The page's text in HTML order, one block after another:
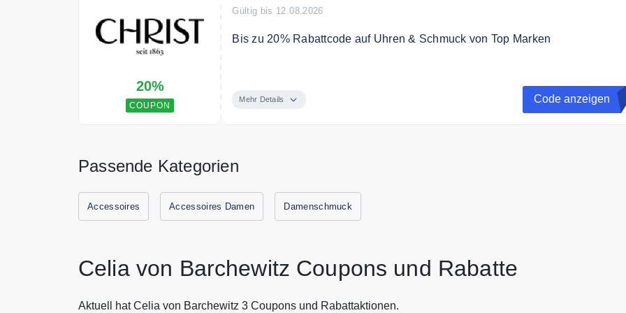
20%
COUPON
Gültig bis 12.08.2026
Bis zu 20% Rabattcode auf Uhren & Schmuck von Top Marken
Mehr Details Code anzeigen
Passende Kategorien
Accessoires Accessoires Damen Damenschmuck
Celia von Barchewitz Coupons und Rabatte
Aktuell hat Celia von Barchewitz 3 Coupons und Rabattaktionen.